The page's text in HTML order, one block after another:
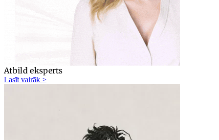
Atbild eksperts
Lasīt vairāk >